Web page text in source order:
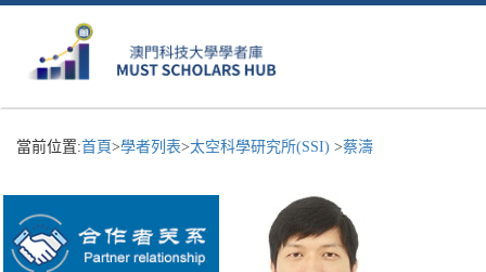
當前位置:首頁>學者列表>太空科學研究所(SSI) >蔡濤